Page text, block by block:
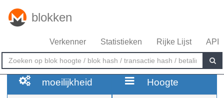
blokken
Verkenner Statistieken Rijke Lijst API
moeilijkheid Hoogte